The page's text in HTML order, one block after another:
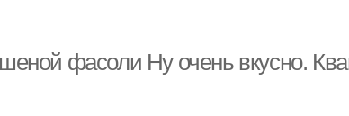
фасоли Ну очень вкусно.